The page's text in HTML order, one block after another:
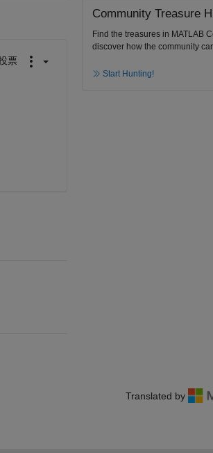
票
Community Treasure
Find the treasures in MATLAB
discover how the community
Start Hunting!
Translated by